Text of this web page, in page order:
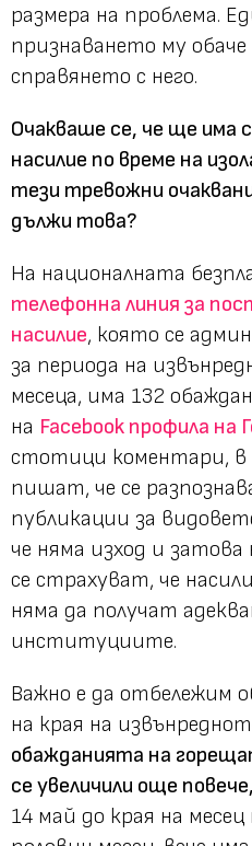
размера на проблема.
признаването му
справянето с него.
Очакваше се, че ще има
насилие по време на
тези тревожни
дължи това?
На националната
телефонна линия за
насилие, която се
за периода на
месеца, има 132
на Facebook профила на
стотици коментари,
пишат, че се
публикации за
че няма изход и
се страхуват, че
няма да получат
институциите.
Важно е да отбележим
на края на
обажданията на
се увеличили още повече,
14 май до края на